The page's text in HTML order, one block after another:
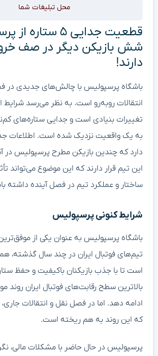
محل تبلیغات شما
قطعیت جدایی ۵
شش بازیکن دیگر در صف
دارند!
باشگاه پرسپولیس با چالش‌های جدیدی در
انتقالات روبه‌رو است. به نظر می‌رسد شرایط
تغییرات بنیادی است و جدایی ستاره‌های
به یک واقعیت نزدیک شده است. اطلاعات
دارد که چندین بازیکن مطرح پرسپولیس در
این تیم قرار دارند که این موضوع می‌تواند
ساختار و عملکرد تیم در فصل آینده داشته
شرایط کنونی پرسپولیس
باشگاه پرسپولیس به عنوان یکی از
تیم‌های فوتبال ایران در چند سال گذشته،
است تا با جذب بازیکنان باکیفیت و حفظ
بالاترین سطح رقابت‌های فوتبال ایران روند
ادامه دهد. اما در فصل نقل و انتقالات
که این روند به هم ریخته است.
پرسپولیس در حال حاضر با مشکلات مالی،